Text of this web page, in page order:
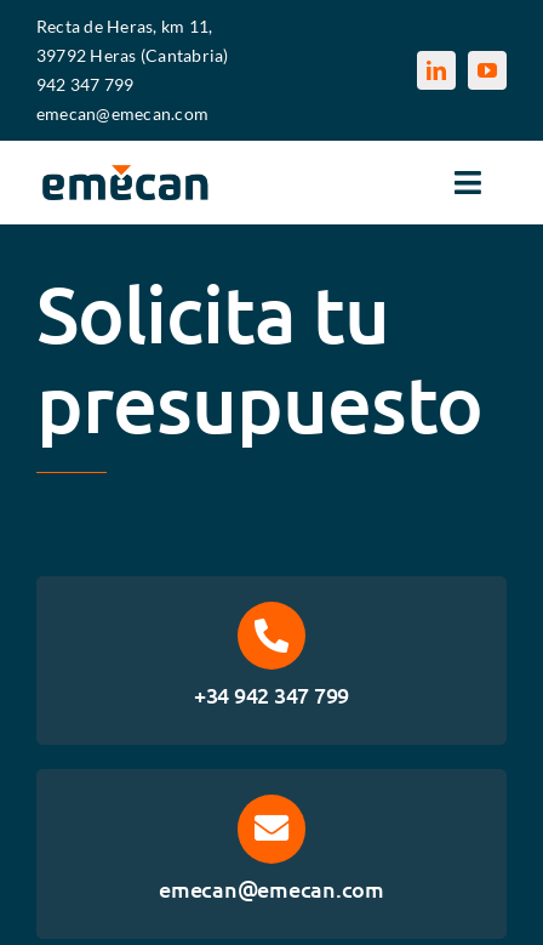
Saltar
contenido
Recta de Heras, km 11,
39792 Heras (Cantabria)
942 347 799
emecan@emecan.com
Toggle
SECTORES
SERVICIOS
CALIDAD
Solicita tu
presupuesto
+34 942 347 799
emecan@emecan.com